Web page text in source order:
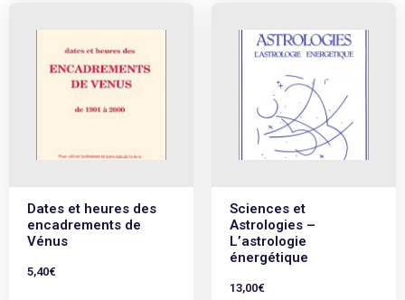
Dates et heures des
encadrements de
Vénus
5,40€
Sciences et
Astrologies –
L’astrologie
énergétique
13,00€